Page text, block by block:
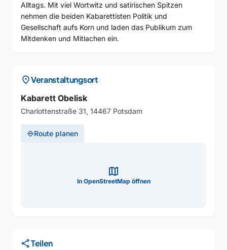
Alltags. Mit viel Wortwitz und satirischen Spitzen
nehmen die beiden Kabarettisten Politik und
Gesellschaft aufs Korn und laden das Publikum zum
Mitdenken und Mitlachen ein.
location_onVeranstaltungsort
Kabarett Obelisk
Charlottenstraße 31, 14467 Potsdam
directionsRoute planen
map
In OpenStreetMap öffnen
shareTeilen